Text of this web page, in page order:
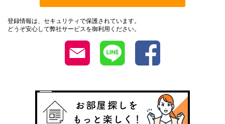
登録情報は、セキュリティで保護されています。
どうぞ安心して弊社サービスを御利用ください。